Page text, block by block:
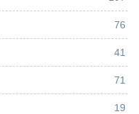
76
41
71
19